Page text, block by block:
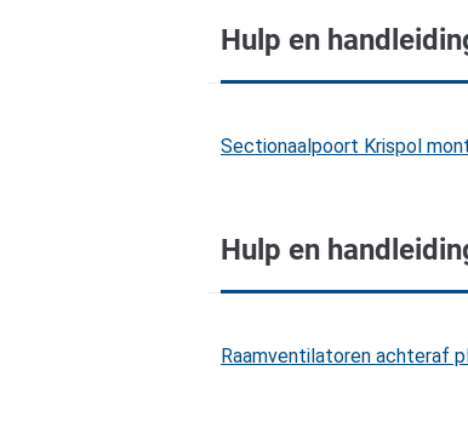
Hulp en
Sectionaalpoort Krispol
Hulp en
Raamventilatoren achteraf